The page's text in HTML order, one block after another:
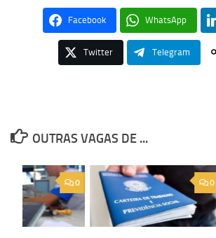
Facebook WhatsApp
Twitter Telegram
OUTRAS VAGAS DE ...
0
0